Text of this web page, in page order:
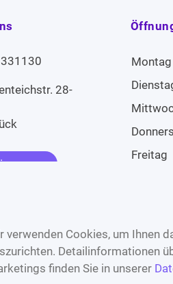
28-
uns
Montag
Freitag
verwenden Cookies, um Ihnen
Detailinformationen
finden Sie in unserer